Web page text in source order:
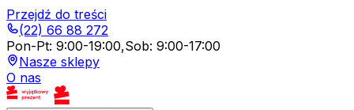
Przejdź do treści
(22) 66 88 272
Pon-Pt: 9:00-19:00,Sob: 9:00-17:00
Nasze sklepy
O nas